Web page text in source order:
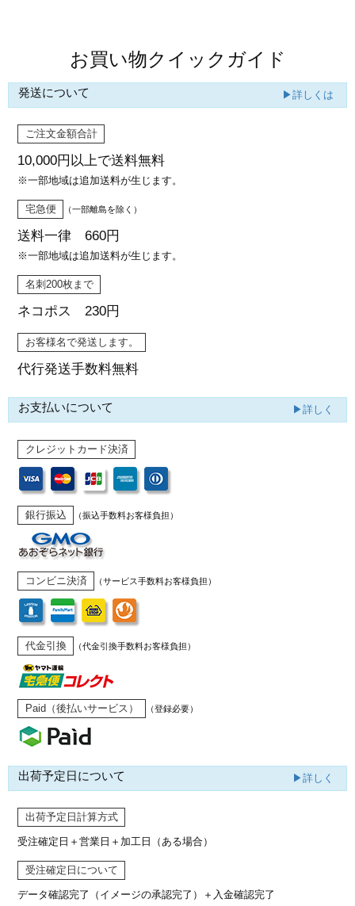
お買い物クイックガイド
発送について ▶詳しくは
ご注文金額合計
10,000円以上で送料無料
※一部地域は追加送料が生じます。
宅急便 （一部離島を除く）
送料一律 660円
※一部地域は追加送料が生じます。
名刺200枚まで
ネコポス 230円
お客様名で発送します。
代行発送手数料無料
お支払いについて ▶詳しく
クレジットカード決済
銀行振込 （振込手数料お客様負担）
コンビニ決済 （サービス手数料お客様負担）
代金引換 （代金引換手数料お客様負担）
Paid（後払いサービス） （登録必要）
出荷予定日について ▶詳しく
出荷予定日計算方式
受注確定日＋営業日＋加工日（ある場合）
受注確定日について
データ確認完了（イメージの承認完了） ＋入金確認完了